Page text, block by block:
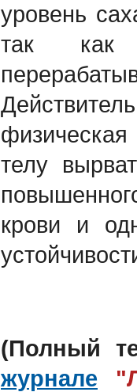
уровень
так как
телу
крови и
(Полный
журнале